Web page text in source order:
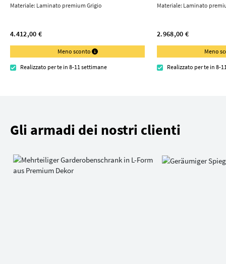
Materiale: Laminato premium Grigio
4.412,00 €
Meno sconto
Realizzato per te in 8-11 settimane
Materiale: Laminato
2.968,00 €
Meno
Realizzato per te in 8-
Gli armadi dei nostri clienti